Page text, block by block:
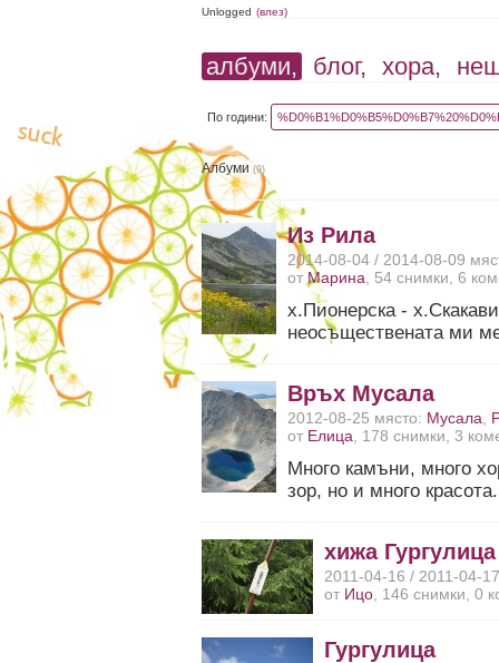
Unlogged (влез)
албуми, блог, хора,
По години:
Албуми(9)
Из Рила
2014-08-04 / 2014-08-09
отМарина , 54 снимки, 6
х.Пионерска -
неосъществената ми
Връх Мусала
2012-08-25 място: Мусала
от Елица , 178 снимки, 3
Много камъни, много
зор, но и много красота.
хижа Гургулица
2011-04-16 / 2011-04-
от Ицо , 146 снимки, 0
Гургулица